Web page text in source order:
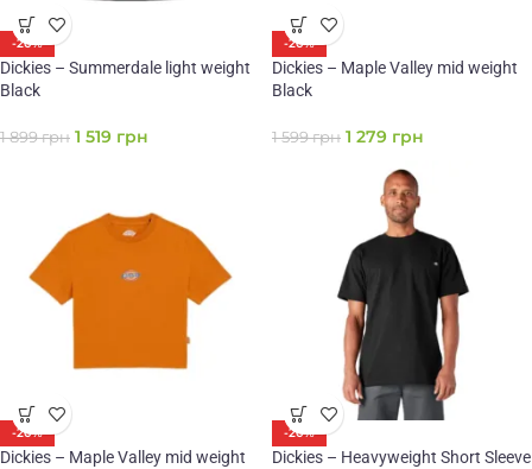
-20%
Dickies – Summerdale light weight
Black
1 899грн 1 519 грн
-20%
Dickies – Maple Valley mid weight
Black
1 599грн 1 279 грн
-20%
Dickies – Maple Valley mid weight
-20%
Dickies – Heavyweight Short Sleeve